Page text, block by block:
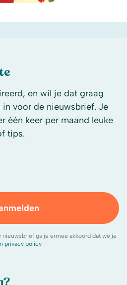
en wil je dat graag
voor de nieuwsbrief. Je
één keer per maand leuke
tips.
ga je ermee akkoord dat we je
privacy policy